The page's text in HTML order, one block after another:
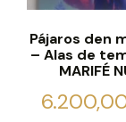
Pájaros den
– Alas de
MARIFÉ